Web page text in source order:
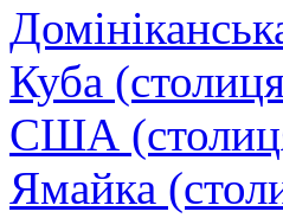
Куба
США
Ямайка